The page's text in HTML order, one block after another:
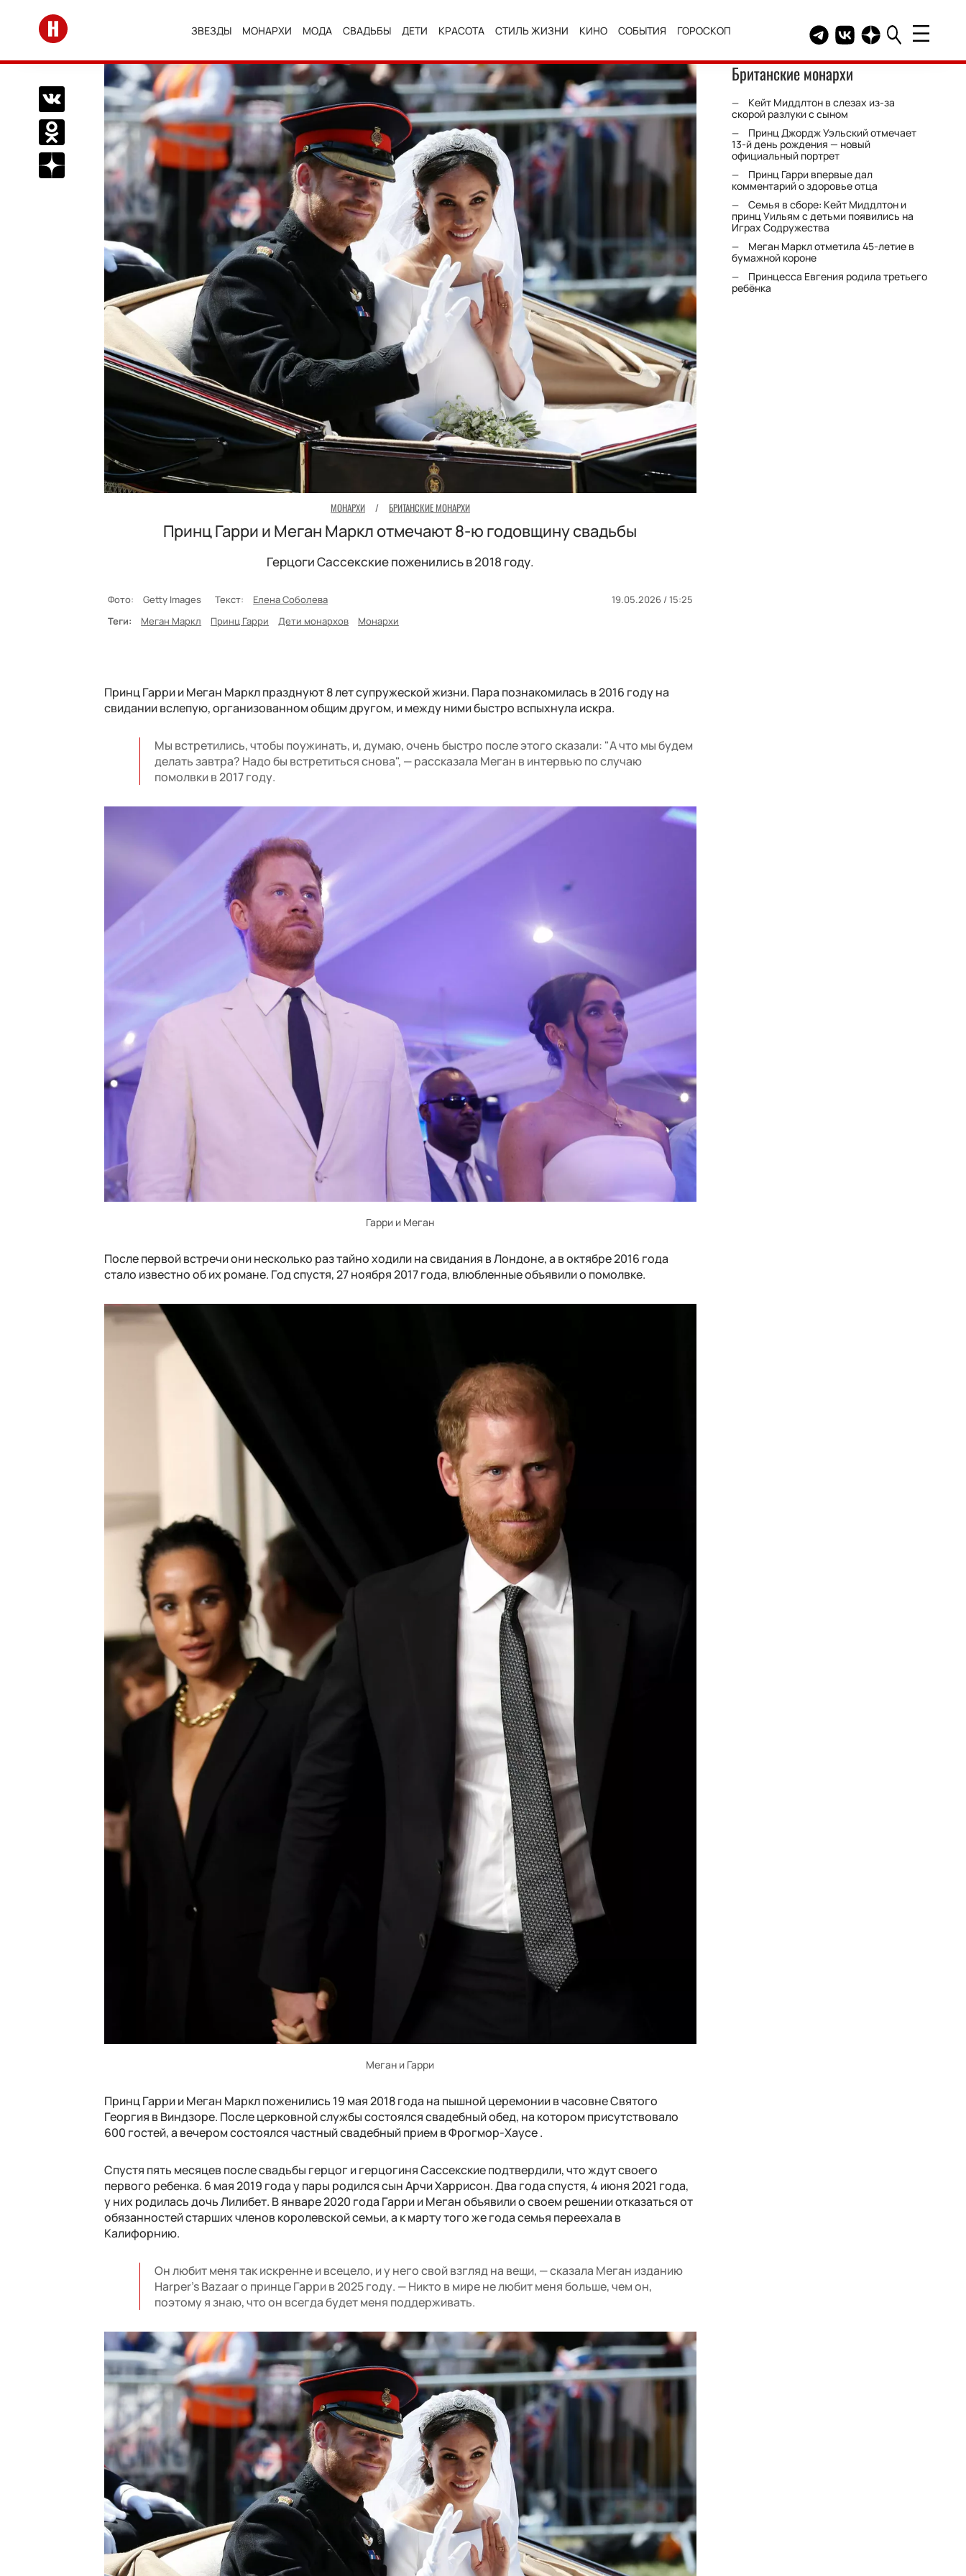
Перейти на главную
ЗВЕЗДЫ МОНАРХИ МОДА СВАДЬБЫ ДЕТИ КРАСОТА СТИЛЬ ЖИЗНИ КИНО СОБЫТИЯ ГОРОСКОП Telegram канал HELLO
Группа HELLO
Канал HELLO в
Поделиться Вконтакте
Поделиться в Одноклассниках
Подписаться на нас в Дзен
МОНАРХИ / БРИТАНСКИЕ МОНАРХИ
Принц Гарри и Меган Маркл отмечают 8-ю годовщину свадьбы
Герцоги Сассекские поженились в 2018 году.
Фото: Getty Images Текст: Елена Соболева
19.05.2026 / 15:25
Теги:
Меган Маркл Принц Гарри Дети монархов Монархи
Принц Гарри и Меган Маркл празднуют 8 лет супружеской жизни. Пара познакомилась в 2016 году на
свидании вслепую, организованном общим другом, и между ними быстро вспыхнула искра.
Мы встретились, чтобы поужинать, и, думаю, очень быстро после этого сказали: "А что мы будем
делать завтра? Надо бы встретиться снова", — рассказала Меган в интервью по случаю
помолвки в 2017 году.
Гарри и Меган
После первой встречи они несколько раз тайно ходили на свидания в Лондоне, а в октябре 2016 года
стало известно об их романе. Год спустя, 27 ноября 2017 года, влюбленные объявили о помолвке.
Меган и Гарри
Принц Гарри и Меган Маркл поженились 19 мая 2018 года на пышной церемонии в часовне Святого
Георгия в Виндзоре. После церковной службы состоялся свадебный обед, на котором присутствовало
600 гостей, а вечером состоялся частный свадебный прием в Фрогмор-Хаусе .
Спустя пять месяцев после свадьбы герцог и герцогиня Сассекские подтвердили, что ждут своего
первого ребенка. 6 мая 2019 года у пары родился сын Арчи Харрисон. Два года спустя, 4 июня 2021 года,
у них родилась дочь Лилибет. В январе 2020 года Гарри и Меган объявили о своем решении отказаться от
обязанностей старших членов королевской семьи, а к марту того же года семья переехала в
Калифорнию.
Он любит меня так искренне и всецело, и у него свой взгляд на вещи, — сказала Меган изданию
Harper's Bazaar о принце Гарри в 2025 году. — Никто в мире не любит меня больше, чем он,
поэтому я знаю, что он всегда будет меня поддерживать.
Британские монархи
Кейт Миддлтон в слезах из-за
скорой разлуки с сыном
Принц Джордж Уэльский отмечает
13-й день рождения — новый
официальный портрет
Принц Гарри впервые дал
комментарий о здоровье отца
Семья в сборе: Кейт Миддлтон и
принц Уильям с детьми появились на
Играх Содружества
Меган Маркл отметила 45-летие в
бумажной короне
Принцесса Евгения родила третьего
ребёнка